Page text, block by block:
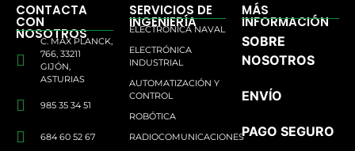
CONTACTA
CON
NOSOTROS
C. MAX PLANCK,
766, 33211
GIJÓN,
ASTURIAS
985 35 34 51
684 60 52 67
SERVICIOS DE
INGENIERÍA
ELECTRÓNICA NAVAL
ELECTRÓNICA
INDUSTRIAL
AUTOMATIZACIÓN Y
CONTROL
ROBÓTICA
RADIOCOMUNICACIONES
MÁS
INFORMACIÓN
SOBRE
NOSOTROS
ENVÍO
PAGO SEGURO